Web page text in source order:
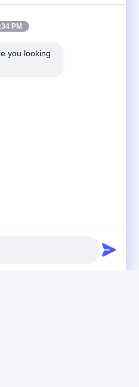
PM
you looking